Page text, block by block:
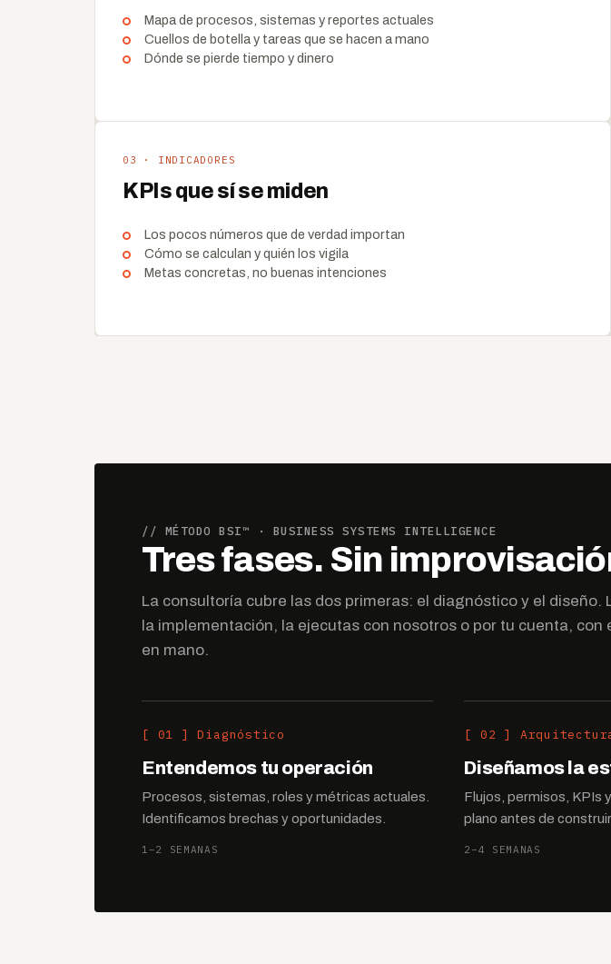
Mapa de procesos, sistemas y reportes actuales
Cuellos de botella y tareas que se hacen a mano
Dónde se pierde tiempo y dinero
03 · INDICADORES
KPIs que sí se miden
Los pocos números que de verdad importan
Cómo se calculan y quién los vigila
Metas concretas, no buenas intenciones
// MÉTODO BSI™ · BUSINESS SYSTEMS INTELLIGENCE
Tres fases. Sin
La consultoría cubre las dos primeras: el diagnóstico y el diseño.
la implementación, la ejecutas con nosotros o por tu cuenta, con
en mano.
[ 01 ] Diagnóstico
Entendemos tu operación
Procesos, sistemas, roles y métricas actuales.
Identificamos brechas y oportunidades.
1–2 SEMANAS
[ 02 ]
Diseñamos la
Flujos, permisos, KPIs
plano antes de construir.
2–4 SEMANAS